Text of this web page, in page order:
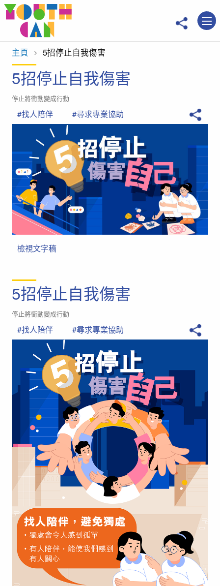
移到主內容
主頁 當前位置：
5招停止自我傷害
5招停止自我傷害
停止將衝動變成行動
#找人陪伴 #尋求專業協助
檢視文字稿
5招停止自我傷害
停止將衝動變成行動
#找人陪伴 #尋求專業協助